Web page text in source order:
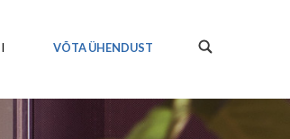
VÕTA ÜHENDUST